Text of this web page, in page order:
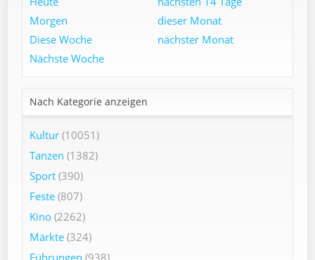
Morgen
Diese Woche
Nächste Woche
dieser Monat
nächster Monat
Nach Kategorie anzeigen
Kultur (10051)
Tanzen (1382)
Sport (390)
Feste (807)
Kino (2262)
Märkte (324)
Führungen (938)